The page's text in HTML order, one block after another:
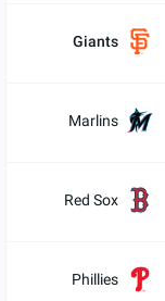
Giants
Marlins
Red Sox
Phillies